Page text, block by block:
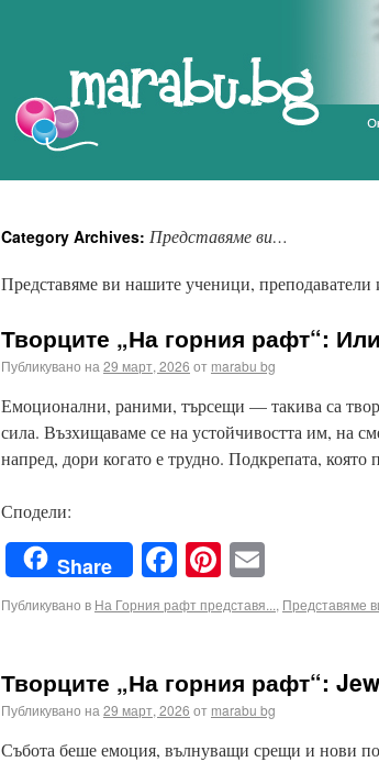
Category Archives: Представяме ви…
Представяме ви нашите ученици, преподаватели
Творците „На горния рафт“:
Публикувано на 29 март, 2026 от marabu bg
Емоционални, раними, търсещи — такива са
сила. Възхищаваме се на устойчивостта им, на
напред, дори когато е трудно. Подкрепата,
Сподели:
Share Facebook
Pinterest
Публикувано в На Горния рафт представя..., Представяме
Творците „На горния рафт“:
Публикувано на 29 март, 2026 от marabu bg
Събота беше емоция, вълнуващи срещи и нови